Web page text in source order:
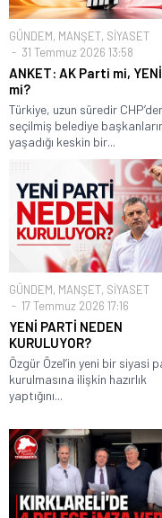
GÜNDEM, MANŞET, SİYASET
31 Temmuz 2026 13:58
ANKET: AK Parti mi,
mi?
Türkiye, uzun süredir
seçilmiş belediye
yaşadığı keskin bir...
GÜNDEM, MANŞET, SİYASET
17 Temmuz 2026 17:16
YENİ PARTİ NEDEN
KURULUYOR?
Özgür Özel’in yeni bir siyasi
kurulmasına ilişkin hazırlık
yaptığını...